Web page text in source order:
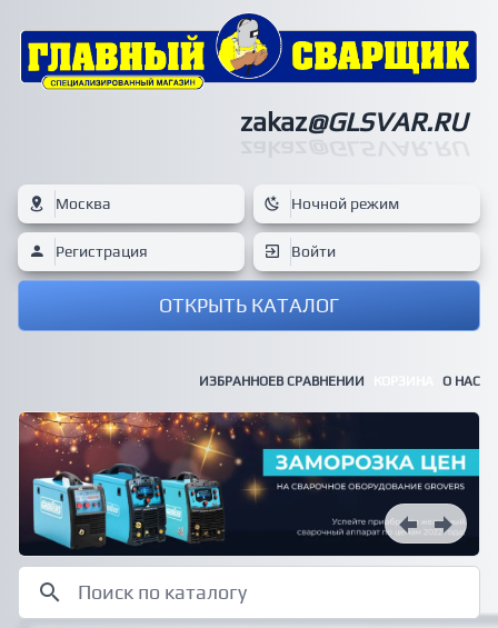
zakaz@GLSVAR.RU
Москва Ночной режим
Регистрация Войти
ОТКРЫТЬ КАТАЛОГ
ИЗБРАННОЕВ СРАВНЕНИИ О НАС